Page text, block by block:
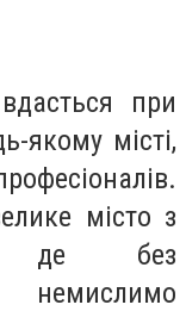
при
якому місті,
місто з
де без